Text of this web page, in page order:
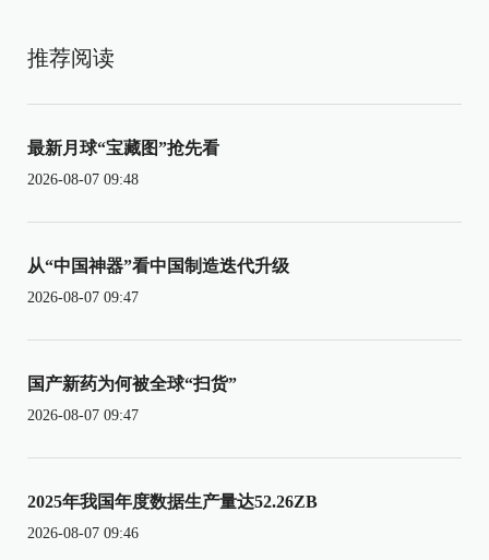
推荐阅读
最新月球“宝藏图”抢先看
2026-08-07 09:48
从“中国神器”看中国制造迭代升级
2026-08-07 09:47
国产新药为何被全球“扫货”
2026-08-07 09:47
2025年我国年度数据生产量达52.26ZB
2026-08-07 09:46